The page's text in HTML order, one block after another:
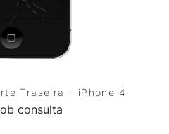
Traseira – iPhone 4
consulta